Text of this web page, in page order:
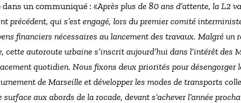
un communiqué : «Après plus de 80 ans d’attente, la L2
précédent, qui s’est engagé, lors du premier comité
financiers nécessaires au lancement des travaux. Malgré un
cette autoroute urbaine s’inscrit aujourd’hui dans l’intérêt des
quotidien. Nous fixons deux priorités pour désengorger
de Marseille et développer les modes de transports
aux abords de la rocade, devant s’achever l’année